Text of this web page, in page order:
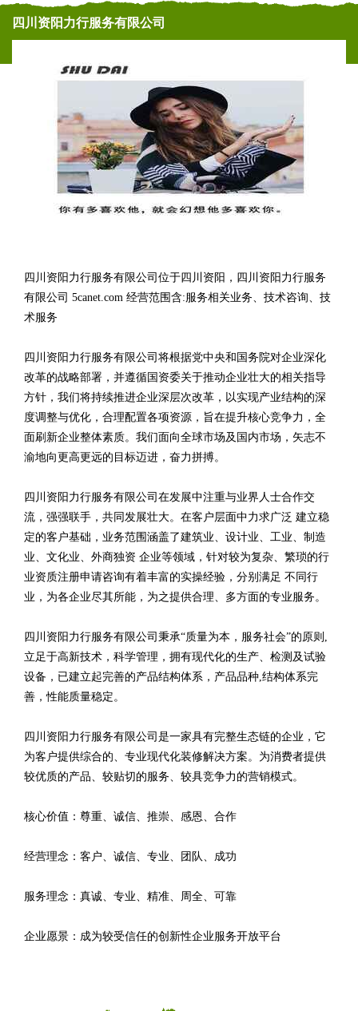
四川资阳力行服务有限公司
四川资阳力行服务有限公司位于四川资阳，四川资阳力行服务
有限公司 5canet.com 经营范围含:服务相关业务、技术咨询、技
术服务
四川资阳力行服务有限公司将根据党中央和国务院对企业深化
改革的战略部署，并遵循国资委关于推动企业壮大的相关指导
方针，我们将持续推进企业深层次改革，以实现产业结构的深
度调整与优化，合理配置各项资源，旨在提升核心竞争力，全
面刷新企业整体素质。我们面向全球市场及国内市场，矢志不
渝地向更高更远的目标迈进，奋力拼搏。
四川资阳力行服务有限公司在发展中注重与业界人士合作交
流，强强联手，共同发展壮大。在客户层面中力求广泛 建立稳
定的客户基础，业务范围涵盖了建筑业、设计业、工业、制造
业、文化业、外商独资 企业等领域，针对较为复杂、繁琐的行
业资质注册申请咨询有着丰富的实操经验，分别满足 不同行
业，为各企业尽其所能，为之提供合理、多方面的专业服务。
四川资阳力行服务有限公司秉承“质量为本，服务社会”的原则,
立足于高新技术，科学管理，拥有现代化的生产、检测及试验
设备，已建立起完善的产品结构体系，产品品种,结构体系完
善，性能质量稳定。
四川资阳力行服务有限公司是一家具有完整生态链的企业，它
为客户提供综合的、专业现代化装修解决方案。为消费者提供
较优质的产品、较贴切的服务、较具竞争力的营销模式。
核心价值：尊重、诚信、推崇、感恩、合作
经营理念：客户、诚信、专业、团队、成功
服务理念：真诚、专业、精准、周全、可靠
企业愿景：成为较受信任的创新性企业服务开放平台